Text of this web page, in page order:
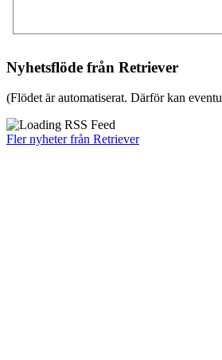
Nyhetsflöde från Retriever
(Flödet är automatiserat. Därför kan
Fler nyheter från Retriever